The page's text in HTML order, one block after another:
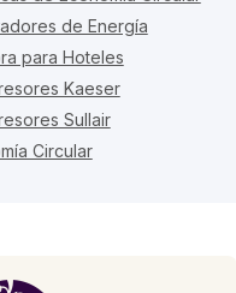
de Energía
para Hoteles
Kaeser
Sullair
Circular